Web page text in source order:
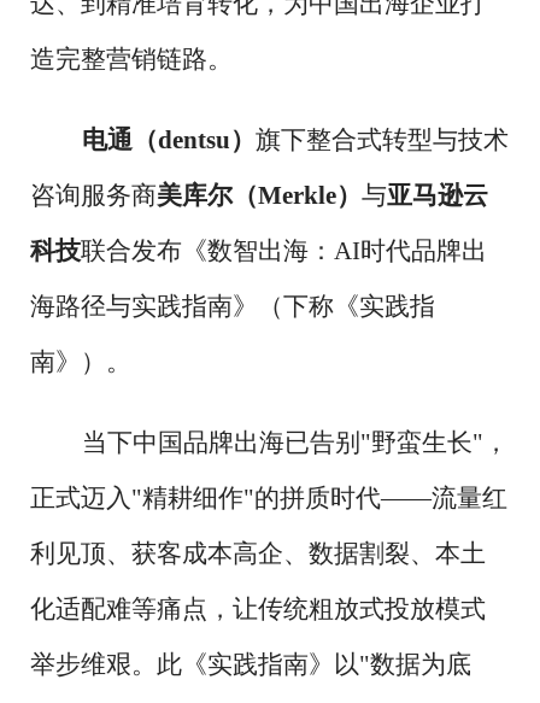
造完整营销链路。
电通（dentsu） 旗下整合式转型与技术
咨询服务商美库尔（Merkle） 与亚马逊云
科技联合发布《数智出海： AI时代品牌出
海路径与实践指南》（下称《实践指
南》）。
当下中国品牌出海已告别 "野蛮生长"，
正式迈入"精耕细作"的拼质时代——流量红
利见顶、获客成本高企、数据割裂、本土
化适配难等痛点，让传统粗放式投放模式
举步维艰。此《实践指南》以"数据为底